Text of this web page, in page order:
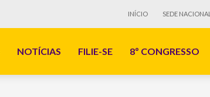
INÍCIO SEDE NACIONAL
NOTÍCIAS FILIE-SE 8º CONGRESSO